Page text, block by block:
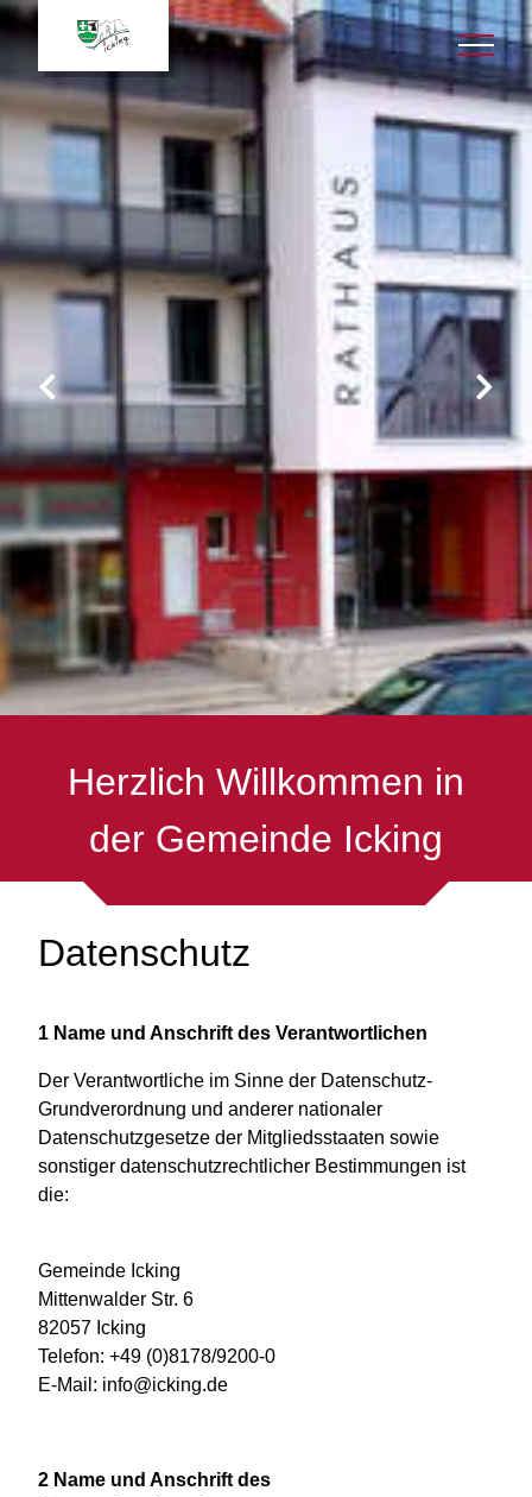
Herzlich Willkommen in
der Gemeinde Icking
Datenschutz
1 Name und Anschrift des Verantwortlichen
Der Verantwortliche im Sinne der Datenschutz-
Grundverordnung und anderer nationaler
Datenschutzgesetze der Mitgliedsstaaten sowie
sonstiger datenschutzrechtlicher Bestimmungen ist
die:
Gemeinde Icking
Mittenwalder Str. 6
82057 Icking
Telefon: +49 (0)8178/9200-0
E-Mail: info@icking.de
2 Name und Anschrift des